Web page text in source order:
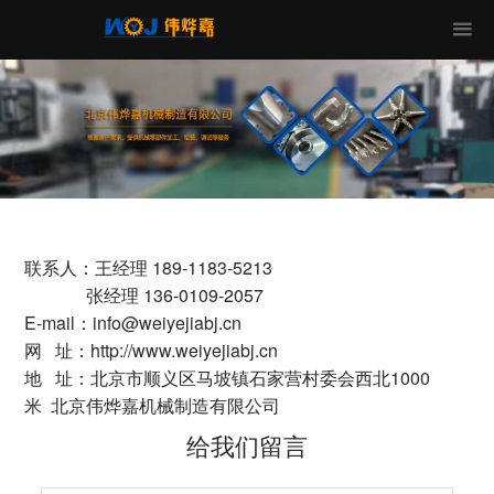
联系人：王经理 189-1183-5213
张经理 136-0109-2057
E-mail：info@weiyejiabj.cn
网 址：http://www.weiyejiabj.cn
地 址：北京市顺义区马坡镇石家营村委会西北1000
米 北京伟烨嘉机械制造有限公司
给我们留言